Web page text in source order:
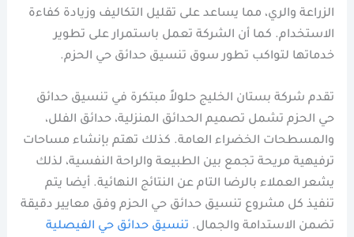
الزراعة والري، مما يساعد على تقليل التكاليف وزيادة كفاءة
الاستخدام. كما أن الشركة تعمل باستمرار على تطوير
خدماتها لتواكب تطور سوق تنسيق حدائق حي الحزم.
تقدم شركة بستان الخليج حلولاً مبتكرة في تنسيق حدائق
حي الحزم تشمل تصميم الحدائق المنزلية، حدائق الفلل،
والمسطحات الخضراء العامة. كذلك تهتم بإنشاء مساحات
ترفيهية مريحة تجمع بين الطبيعة والراحة النفسية، لذلك
يشعر العملاء بالرضا التام عن النتائج النهائية. أيضا يتم
تنفيذ كل مشروع تنسيق حدائق حي الحزم وفق معايير دقيقة
تضمن الاستدامة والجمال. تنسيق حدائق حي الفيصلية